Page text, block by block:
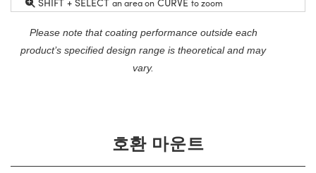
an area on to zoom
Please note that coating performance outside each
product’s specified design range is theoretical and may
vary.
호환 마운트